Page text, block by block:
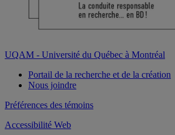
UQAM - Université du Québec à Montréal
Portail de la recherche et de la création
Nous joindre
Préférences des témoins
Accessibilité Web